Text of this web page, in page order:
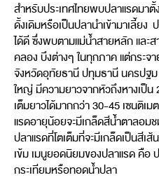
สำหรับประเทศไทยพบปลาแรดมา
ดั้งเดิมหรือเป็นปลานำเข้ามาเลี้ยง
ได้ดี ซึ่งพบตามแม่น้ำสายหลัก และ
คลอง บึงต่างๆ ในทุกภาค แต่กระจ
จังหวัดอุทัยธานี ปทุมธานี นครปฐ
ใหญ่ มีความยาวจากหัวถึงหางเป็น
เต็มยาวได้มากกว่า 30-45 เซนติเ
แรดอายุน้อยจะมีเกล็ดสีน้ำตาลอ
ปลาแรดที่โตเต็มที่จะมีเกล็ดเป็นสีเ
เข้ม เมนูยอดนิยมของปลาแรด คือ
กระเทียมหรือทอดน้ำปลา